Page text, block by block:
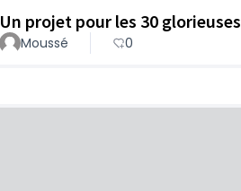
Un projet pour les 30 glorieuses
Moussé 0